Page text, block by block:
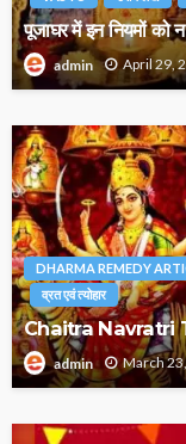
पूजाघर में इन नियमों को
admin April 29,
DHARMA REMEDY
व्रत एवं त्योहार
Chaitra Navratri
admin March